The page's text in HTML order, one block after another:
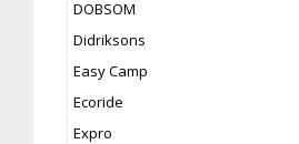
DOBSOM
Didriksons
Easy Camp
Ecoride
Expro